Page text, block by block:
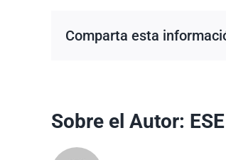
Comparta esta
Sobre el Autor: